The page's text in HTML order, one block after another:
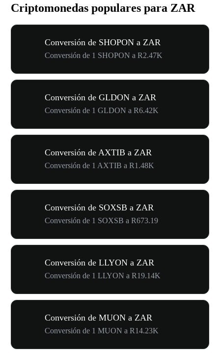
Criptomonedas populares para ZAR
Conversión de SHOPON a ZAR
Conversión de 1 SHOPON a R2.47K
Conversión de GLDON a ZAR
Conversión de 1 GLDON a R6.42K
Conversión de AXTIB a ZAR
Conversión de 1 AXTIB a R1.48K
Conversión de SOXSB a ZAR
Conversión de 1 SOXSB a R673.19
Conversión de LLYON a ZAR
Conversión de 1 LLYON a R19.14K
Conversión de MUON a ZAR
Conversión de 1 MUON a R14.23K